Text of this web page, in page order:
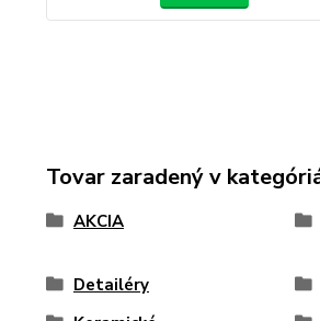
Tovar zaradený v
AKCIA
Detailéry